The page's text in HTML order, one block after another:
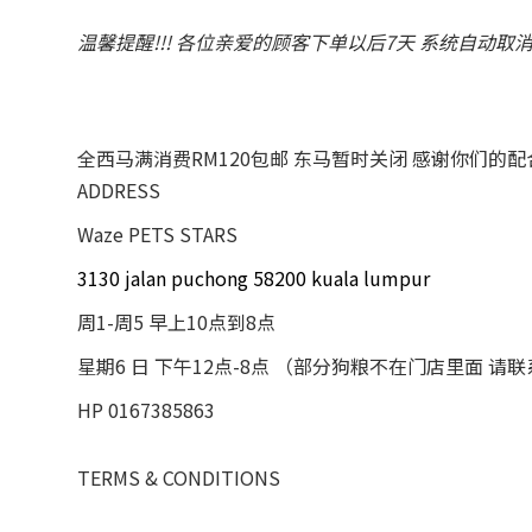
温馨提醒!!! 各位亲爱的顾客下单以后7天 系统自动取
全西马满消费RM120包邮 东马暂时关闭 感谢你们
ADDRESS
Waze PETS STARS
3130 jalan puchong 58200 kuala lumpur
周1-周5 早上10点到8点
星期6 日 下午12点-8点 （部分狗粮不在门店里面 请联
HP 0167385863
TERMS & CONDITIONS